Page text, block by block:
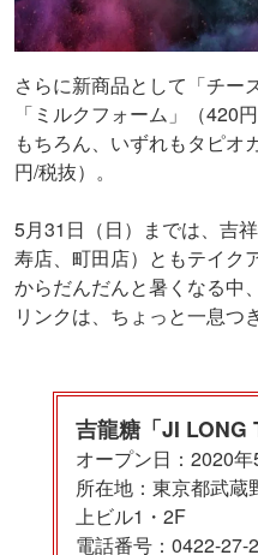
さらに新商品として「チー
「ミルクフォーム」（420
もちろん、いずれもタピオ
円/税抜）。
5月31日（日）までは、吉
寿店、町田店）ともテイク
からだんだんと暑くなる中
リンクは、ちょっと一息つ
吉龍糖「JI LONG
オープン日：2020年
所在地：東京都武蔵
上ビル1・2F
電話番号：0422-27-